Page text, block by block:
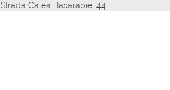
Strada Calea Basarabiei 44